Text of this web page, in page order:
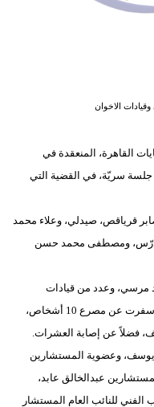
وتكنولوجيا
بيئة
مدوَّنات
سيارات
الاخوان
القاهرة، المنعقدة في
جلسة سريّة، في القضية التي
قرياقص، صيدلي، وعلاء محمد
مدرّس، ومصطفى محمد حسن
مرسي، وعدد من قيادات
"الإخوان"، في قضية "أحداث الاتحادية"، التي أسفرت عن مصرع 10 أشخاص،
فضلاً عن إصابة العشرات.
وعضوية المستشارين
عبدالخالق عابد،
للنائب العام المستشار